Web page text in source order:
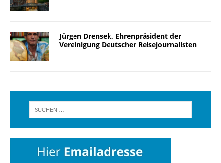
Jürgen Drensek, Ehrenpräsident der
Vereinigung Deutscher Reisejournalisten